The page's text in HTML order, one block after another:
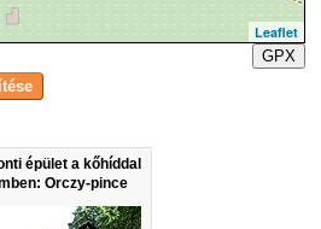
épület a kőhíddal
Orczy-pince
Leaflet
GPX